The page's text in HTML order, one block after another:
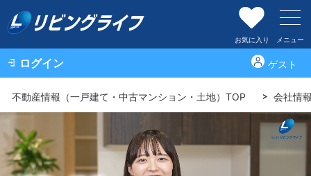
お気に入り メニュー
ログイン ゲスト
不動産情報（一戸建て・中古マンション・土地）TOP 会社情